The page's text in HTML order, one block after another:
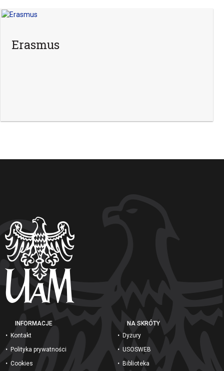
Erasmus
INFORMACJE
Kontakt
Polityka prywatności
Cookies
NA SKRÓTY
Dyżury
USOSWEB
Biblioteka